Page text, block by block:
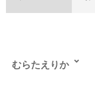
むらたえりか